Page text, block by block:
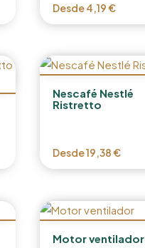
Desde4,19€
Nescafé Nestlé
Ristretto
Desde19,38€
Motor ventilador